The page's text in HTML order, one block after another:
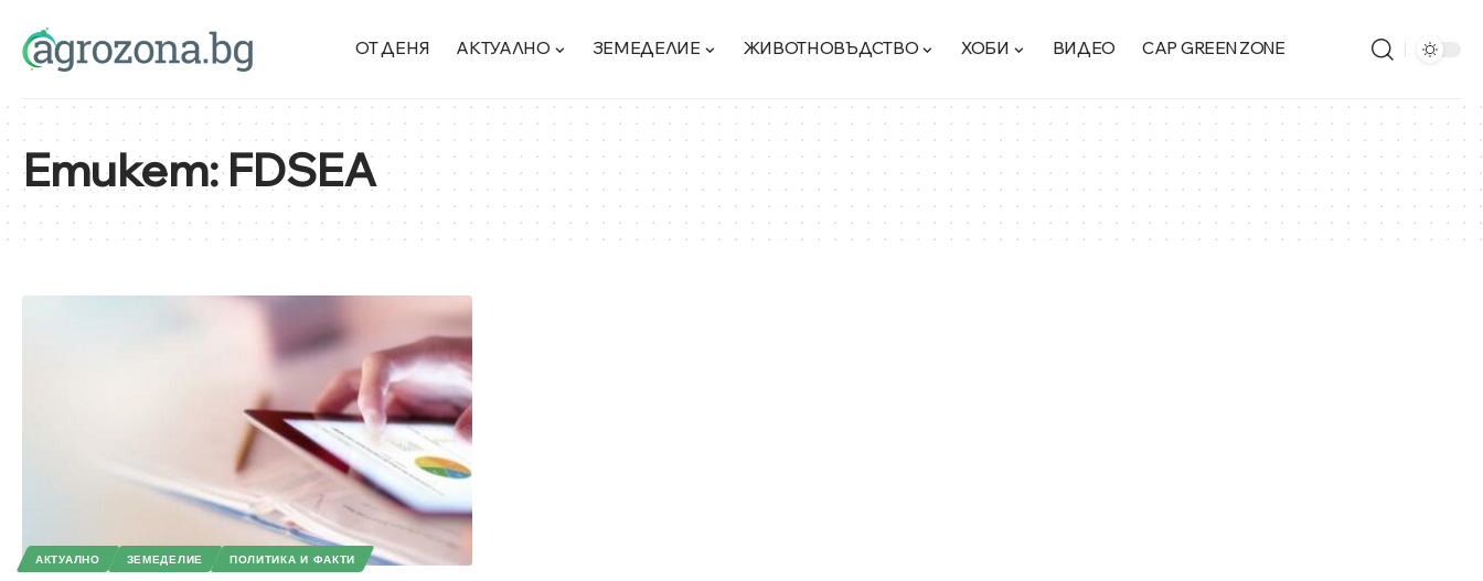
ОТ ДЕНЯ АКТУАЛНО ЗЕМЕДЕЛИЕ ЖИВОТНОВЪДСТВО ХОБИ ВИДЕО CAP GREEN ZONE
Етикет:FDSEA
АКТУАЛНО ЗЕМЕДЕЛИЕ ПОЛИТИКА И ФАКТИ